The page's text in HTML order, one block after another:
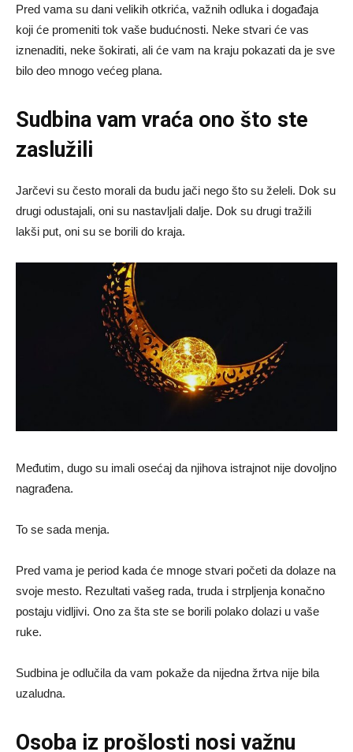
Pred vama su dani velikih otkrića, važnih odluka i događaja
koji će promeniti tok vaše budućnosti. Neke stvari će vas
iznenaditi, neke šokirati, ali će vam na kraju pokazati da je sve
bilo deo mnogo većeg plana.
Sudbina vam vraća ono što ste
zaslužili
Jarčevi su često morali da budu jači nego što su želeli. Dok su
drugi odustajali, oni su nastavljali dalje. Dok su drugi tražili
lakši put, oni su se borili do kraja.
Međutim, dugo su imali osećaj da njihova istrajnot nije dovoljno
nagrađena.
To se sada menja.
Pred vama je period kada će mnoge stvari početi da dolaze na
svoje mesto. Rezultati vašeg rada, truda i strpljenja konačno
postaju vidljivi. Ono za šta ste se borili polako dolazi u vaše
ruke.
Sudbina je odlučila da vam pokaže da nijedna žrtva nije bila
uzaludna.
Osoba iz prošlosti nosi važnu